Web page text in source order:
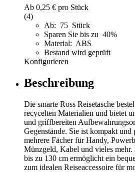
Ab 0,25 € pro Stück
(4)
Ab: 75 Stück
Sparen Sie bis zu 40%
Material: ABS
Bestand wird geprüft
Konfigurieren
Beschreibung
Die smarte Ross Reisetasche
recycelten Materialien und bietet
und griffbereiten
Gegenstände. Sie ist kompakt
mehrere Fächer für Handy,
Münzgeld, Kabel und vieles
bis zu 130 cm ermöglicht ein
zum idealen Reiseaccessoire für